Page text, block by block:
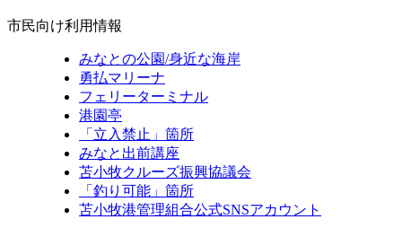
市民向け利用情報
みなとの公園/身近な海岸
勇払マリーナ
フェリーターミナル
港園亭
「立入禁止」箇所
みなと出前講座
苫小牧クルーズ振興協議会
「釣り可能」箇所
苫小牧港管理組合公式SNSアカウント